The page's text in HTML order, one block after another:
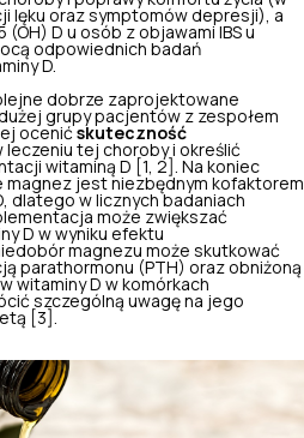
lęku oraz symptomów depresji), a
D u osób z objawami IBS u
odpowiednich badań
D.
dobrze zaprojektowane
grupy pacjentów z zespołem
ocenić skuteczność
leczeniu tej choroby i określić
witaminą D [1, 2]. Na koniec
magnez jest niezbędnym kofaktorem
dlatego w licznych badaniach
może zwiększać
D w wyniku efektu
magnezu może skutkować
parathormonu (PTH) oraz obniżoną
witaminy D w komórkach
szczególną uwagę na jego
[3].